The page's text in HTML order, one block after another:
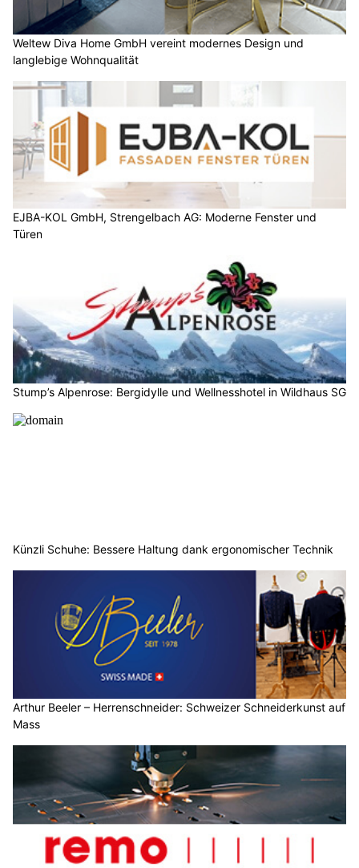
Weltew Diva Home GmbH vereint modernes Design und
langlebige Wohnqualität
EJBA-KOL GmbH, Strengelbach AG: Moderne Fenster und
Türen
Stump’s Alpenrose: Bergidylle und Wellnesshotel in Wildhaus SG
Künzli Schuhe: Bessere Haltung dank ergonomischer Technik
Arthur Beeler – Herrenschneider: Schweizer Schneiderkunst auf
Mass